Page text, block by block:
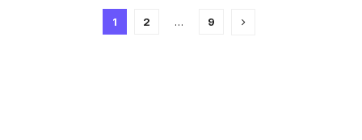
1 2 … 9